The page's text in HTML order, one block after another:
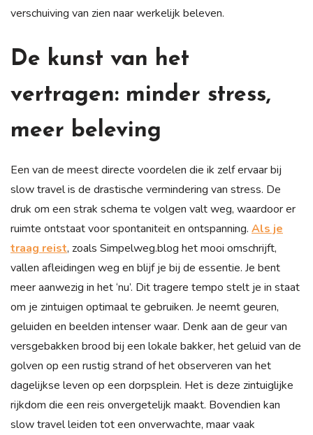
verschuiving van zien naar werkelijk beleven.
De kunst van het
vertragen: minder stress,
meer beleving
Een van de meest directe voordelen die ik zelf ervaar bij
slow travel is de drastische vermindering van stress. De
druk om een strak schema te volgen valt weg, waardoor er
ruimte ontstaat voor spontaniteit en ontspanning. Als je
traag reist, zoals Simpelweg.blog het mooi omschrijft,
vallen afleidingen weg en blijf je bij de essentie. Je bent
meer aanwezig in het ‘nu’. Dit tragere tempo stelt je in staat
om je zintuigen optimaal te gebruiken. Je neemt geuren,
geluiden en beelden intenser waar. Denk aan de geur van
versgebakken brood bij een lokale bakker, het geluid van de
golven op een rustig strand of het observeren van het
dagelijkse leven op een dorpsplein. Het is deze zintuiglijke
rijkdom die een reis onvergetelijk maakt. Bovendien kan
slow travel leiden tot een onverwachte, maar vaak